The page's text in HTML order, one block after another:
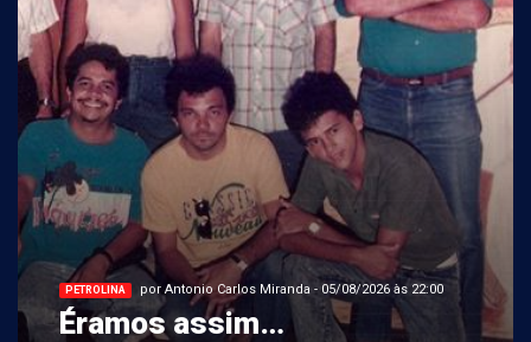
PETROLINA por Antonio Carlos Miranda - 05/08/2026 às 22:00
Éramos assim…